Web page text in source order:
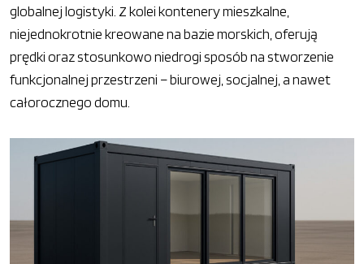
globalnej logistyki. Z kolei kontenery mieszkalne,
niejednokrotnie kreowane na bazie morskich, oferują
prędki oraz stosunkowo niedrogi sposób na stworzenie
funkcjonalnej przestrzeni – biurowej, socjalnej, a nawet
całorocznego domu.